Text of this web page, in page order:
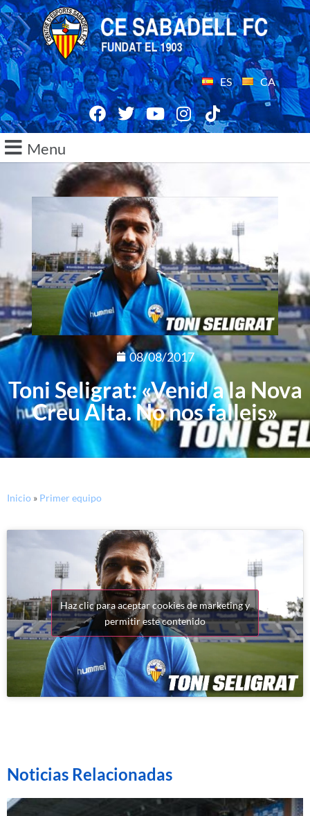
ES CA
Menu
08/08/2017
Toni Seligrat: «Venid a la Nova
Creu Alta. No nos falleis»
Inicio » Primer equipo
Haz clic para aceptar cookies de marketing y
permitir este contenido
Noticias Relacionadas